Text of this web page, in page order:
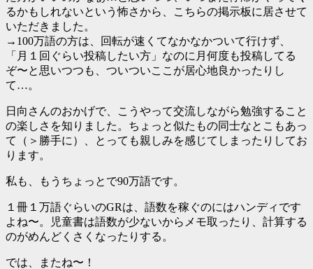
るかもしれないという怖さから、こちらの掲示板に居させて
いただきました。
→100万語の方は、回転が速くてなかなかついて行けず、
「月１回ぐらい投稿したい方」なのに月何度も投稿してる
ぞ〜と思いつつも、ついついここが居心地良かったりし
て…。
日向さんのおかげで、こうやって交流しながら勉強すること
の楽しさを知りました。ちょっと似たもの同士なとこもあっ
て（＞勝手に）、とっても親しみを感じてしまったりしてお
ります。
私も、もうちょっとで90万語です。
１冊１万語ぐらいのGRは、語数を稼ぐのにはハンディです
よね〜。児童書は語数が少ないからメモ取ったり、計算する
のがめんどくさくなったりする。
では、またね〜！